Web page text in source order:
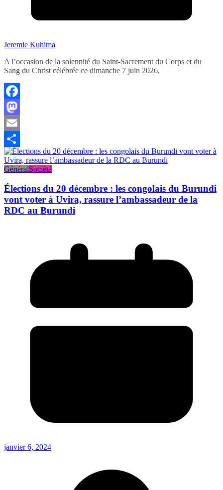
Jeremie Kuhima
A l’occasion de la solennité du Saint-Sacrement du Corps et du
Sang du Christ célébrée ce dimanche 7 juin 2026,
Facebook
Mastodon
Email
Partager
GénéralSociété
Élections du 20 décembre : les congolais du Burundi
vont voter à Uvira, rassure l’ambassadeur de la
RDC au Burundi
janvier 6, 2024